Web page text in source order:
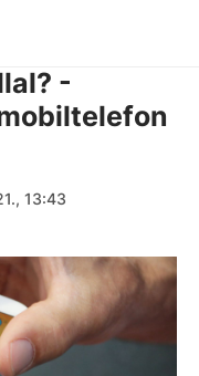
-
13:43